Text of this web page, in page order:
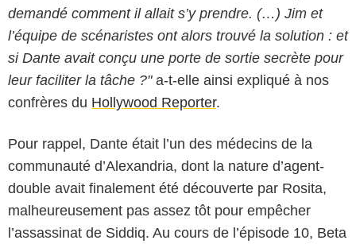
demandé comment il allait s’y prendre. (…) Jim et
l’équipe de scénaristes ont alors trouvé la solution : et
si Dante avait conçu une porte de sortie secrète pour
leur faciliter la tâche ?"a-t-elle ainsi expliqué à nos
confrères du Hollywood Reporter.
Pour rappel, Dante était l’un des médecins de la
communauté d’Alexandria, dont la nature d’agent-
double avait finalement été découverte par Rosita,
malheureusement pas assez tôt pour empêcher
l’assassinat de Siddiq. Au cours de l’épisode 10, Beta